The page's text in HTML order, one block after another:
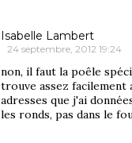
Isabelle Lambert
24 septembre, 2012 19:24
non, il faut la poêle
trouve assez facilement
adresses que j'ai
les ronds, pas dans le